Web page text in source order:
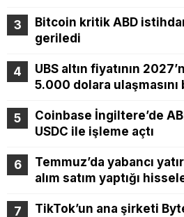
Bitcoin kritik ABD
geriledi
UBS altın fiyatının
5.000 dolara
Coinbase İngiltere’de
USDC ile işleme açtı
Temmuz’da yabancı
alım satım yaptığı
TikTok’un ana şirketi